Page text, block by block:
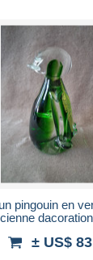
pingouin en
± US$